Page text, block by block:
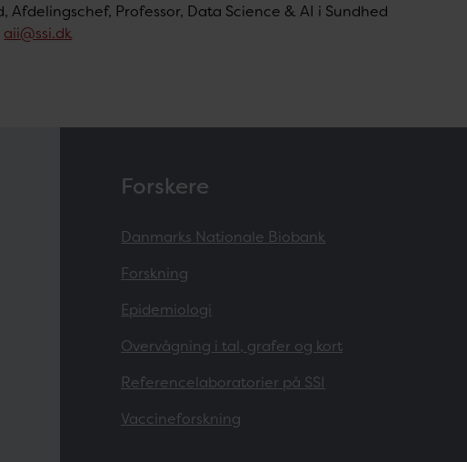
Afdelingschef, Professor, Data Science & AI i Sundhed
aii@ssi.dk
Forskere
Danmarks Nationale Biobank
Forskning
Epidemiologi
Overvågning i tal, grafer og kort
Referencelaboratorier på SSI
Vaccineforskning